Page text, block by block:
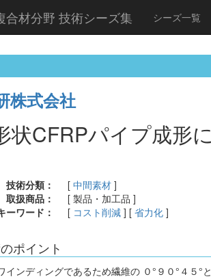
合材分野 技術シーズ集 シーズ一覧
株式会社
状CFRPパイプ成形
技術分類：
[ 中間素材 ]
取扱商品：
[ 製品・加工品 ]
ーワード：
[ コスト削減 ] [ 省力化 ]
ポイント
インディングであるため繊維の ０°９０°４５